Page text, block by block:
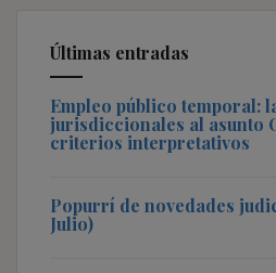
Últimas entradas
Empleo público temporal:
jurisdiccionales al asunto
criterios interpretativos
Popurrí de novedades
Julio)